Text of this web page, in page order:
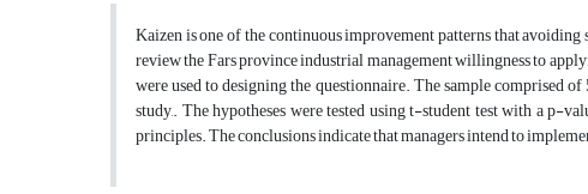
Kaizen is one of the continuous improvement patterns that
review the Fars province industrial management willingness to
were used to designing the questionnaire. The sample comprised
study,. The hypotheses were tested using t-student test with a p-
principles. The conclusions indicate that managers intend to